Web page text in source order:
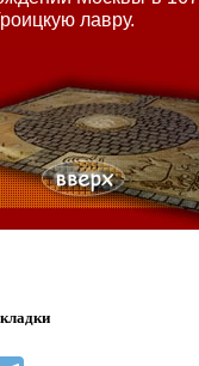
лавру.